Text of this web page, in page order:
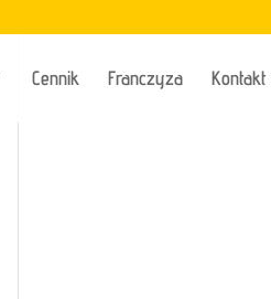
Cennik Franczyza Kontakt